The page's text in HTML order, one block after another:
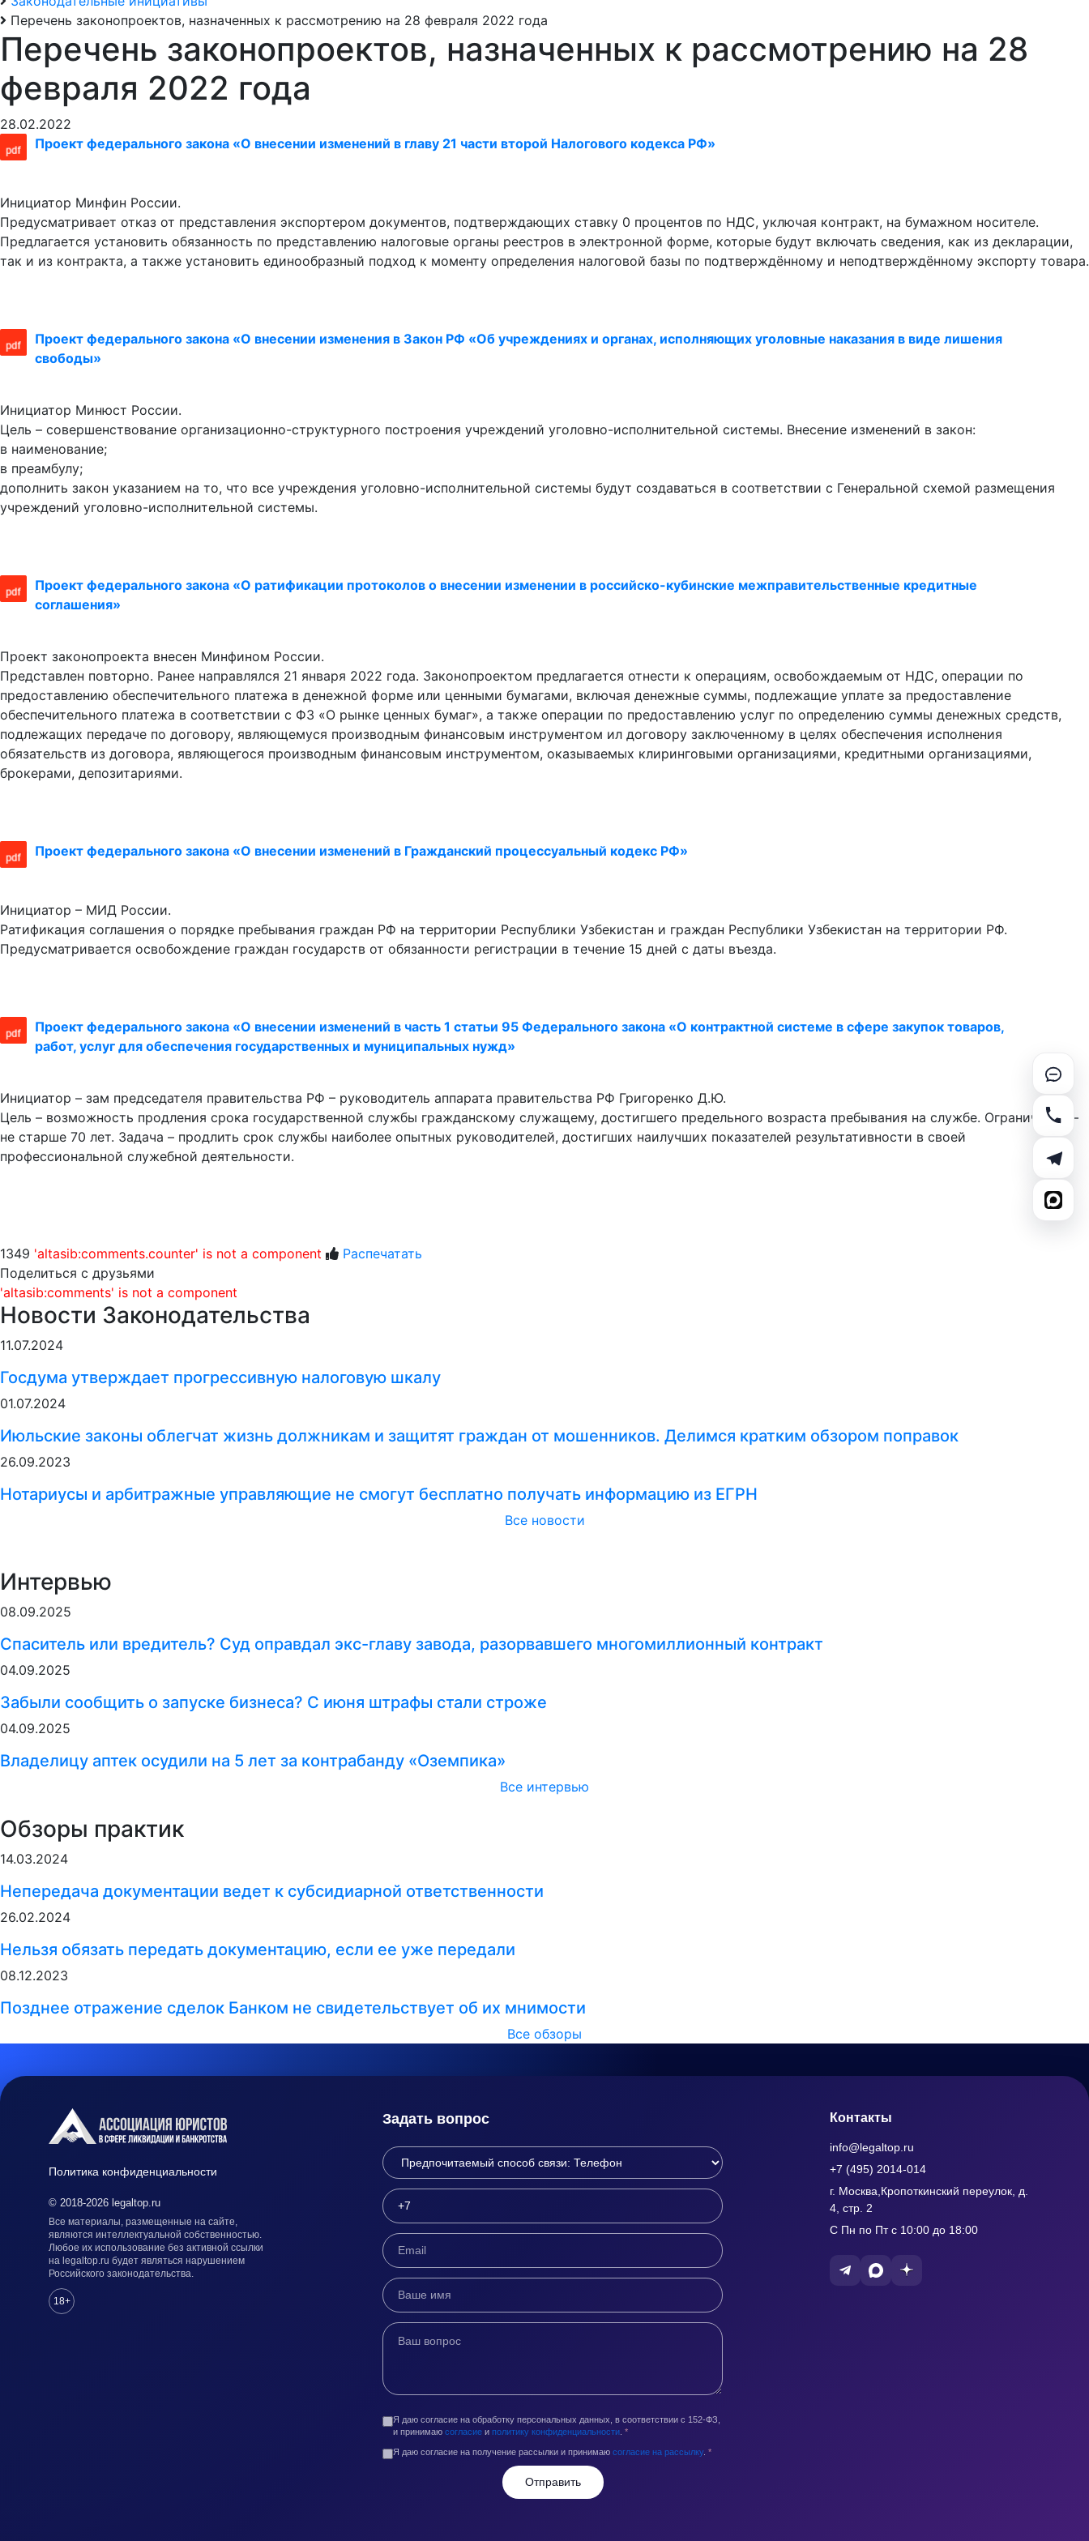
Перечень законопроектов, назначенных к рассмотрению на 28 февраля 2022 года
Перечень законопроектов, назначенных к рассмотрению на 28
февраля 2022 года
28.02.2022
Проект федерального закона «О внесении изменений в главу 21 части второй Налогового кодекса РФ»
Инициатор Минфин России.
Предусматривает отказ от представления экспортером документов, подтверждающих ставку 0 процентов по НДС, уключая контракт, на бумажном носителе.
Предлагается установить обязанность по представлению налоговые органы реестров в электронной форме, которые будут включать сведения, как из декларации,
так и из контракта, а также установить единообразный подход к моменту определения налоговой базы по подтверждённому и неподтверждённому экспорту товара.
Проект федерального закона «О внесении изменения в Закон РФ «Об учреждениях и органах, исполняющих уголовные наказания в виде лишения
свободы»
Инициатор Минюст России.
Цель – совершенствование организационно-структурного построения учреждений уголовно-исполнительной системы. Внесение изменений в закон:
в наименование;
в преамбулу;
дополнить закон указанием на то, что все учреждения уголовно-исполнительной системы будут создаваться в соответствии с Генеральной схемой размещения
учреждений уголовно-исполнительной системы.
Проект федерального закона «О ратификации протоколов о внесении изменении в российско-кубинские межправительственные кредитные
соглашения»
Проект законопроекта внесен Минфином России.
Представлен повторно. Ранее направлялся 21 января 2022 года. Законопроектом предлагается отнести к операциям, освобождаемым от НДС, операции по
предоставлению обеспечительного платежа в денежной форме или ценными бумагами, включая денежные суммы, подлежащие уплате за предоставление
обеспечительного платежа в соответствии с ФЗ «О рынке ценных бумаг», а также операции по предоставлению услуг по определению суммы денежных средств,
подлежащих передаче по договору, являющемуся производным финансовым инструментом ил договору заключенному в целях обеспечения исполнения
обязательств из договора, являющегося производным финансовым инструментом, оказываемых клиринговыми организациями, кредитными организациями,
брокерами, депозитариями.
Проект федерального закона «О внесении изменений в Гражданский процессуальный кодекс РФ»
Инициатор – МИД России.
Ратификация соглашения о порядке пребывания граждан РФ на территории Республики Узбекистан и граждан Республики Узбекистан на территории РФ.
Предусматривается освобождение граждан государств от обязанности регистрации в течение 15 дней с даты въезда.
Проект федерального закона «О внесении изменений в часть 1 статьи 95 Федерального закона «О контрактной системе в сфере закупок товаров,
работ, услуг для обеспечения государственных и муниципальных нужд»
Инициатор – зам председателя правительства РФ – руководитель аппарата правительства РФ Григоренко Д.Ю.
Цель – возможность продления срока государственной службы гражданскому служащему, достигшего предельного возраста пребывания на службе. Ограничение –
не старше 70 лет. Задача – продлить срок службы наиболее опытных руководителей, достигших наилучших показателей результативности в своей
профессиональной служебной деятельности.
1349 'altasib:comments.counter' is not a component
Распечатать
Поделиться с друзьями
'altasib:comments' is not a component
Новости Законодательства
11.07.2024
Госдума утверждает прогрессивную налоговую шкалу
01.07.2024
Июльские законы облегчат жизнь должникам и защитят граждан от мошенников. Делимся кратким обзором поправок
26.09.2023
Нотариусы и арбитражные управляющие не смогут бесплатно получать информацию из ЕГРН
Все новости
Интервью
08.09.2025
Спаситель или вредитель? Суд оправдал экс-главу завода, разорвавшего многомиллионный контракт
04.09.2025
Забыли сообщить о запуске бизнеса? С июня штрафы стали строже
04.09.2025
Владелицу аптек осудили на 5 лет за контрабанду «Оземпика»
Все интервью
Обзоры практик
14.03.2024
Непередача документации ведет к субсидиарной ответственности
26.02.2024
Нельзя обязать передать документацию, если ее уже передали
08.12.2023
Позднее отражение сделок Банком не свидетельствует об их мнимости
Все обзоры
Политика конфиденциальности
© 2018-2026 legaltop.ru
Все материалы, размещенные на сайте,
являются интеллектуальной собственностью.
Любое их использование без активной ссылки
на legaltop.ru будет являться нарушением
Российского законодательства.
18+
Задать вопрос
Я даю согласие на обработку персональных данных, в соответствии с 152-ФЗ,
и принимаю согласие и политику конфиденциальности *
Я даю согласие на получение рассылки и принимаю согласие на рассылку. *
Отправить
Контакты
info@legaltop.ru
+7 (495) 2014-014
г. Москва,Кропоткинский переулок, д.
4, стр. 2
С Пн по Пт с 10:00 до 18:00